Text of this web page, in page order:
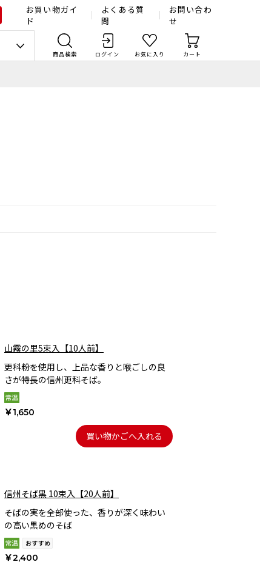
お買い物ガイ
ド
よくある質
問
お問い合わ
せ
商品検索 ログイン お気に入り カート
山霧の里5束入【10人前】
更科粉を使用し、上品な香りと喉ごしの良
さが特長の信州更科そば。
￥1,650
買い物かごへ入れる
信州そば黒 10束入【20人前】
そばの実を全部使った、香りが深く味わい
の高い黒めのそば
￥2,400